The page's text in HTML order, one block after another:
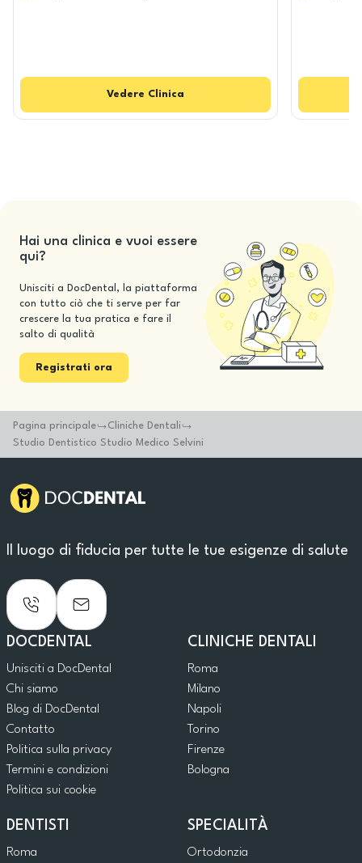
Vedere Clinica
Hai una clinica e vuoi essere
qui?
Unisciti a DocDental, la piattaforma
con tutto ciò che ti serve per far
crescere la tua pratica e fare il
salto di qualità
Registrati ora
Pagina principale
Cliniche Dentali
Studio Dentistico Studio Medico Selvini
Il luogo di fiducia per tutte le tue esigenze di salute
DOCDENTAL
Unisciti a DocDental
Chi siamo
Blog di DocDental
Contatto
Politica sulla privacy
Termini e condizioni
Politica sui cookie
CLINICHE DENTALI
Roma
Milano
Napoli
Torino
Firenze
Bologna
DENTISTI
Roma
SPECIALITÀ
Ortodonzia